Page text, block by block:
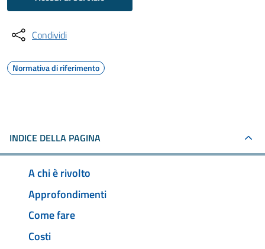
Condividi
Normativa di riferimento
INDICE DELLA PAGINA
A chi è rivolto
Approfondimenti
Come fare
Costi